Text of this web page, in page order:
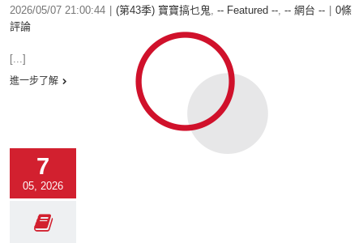
2026/05/07 21:00:44 (第43季) 寶寶搞乜鬼, -- Featured --, -- 網台 --
0條
評論
[...]
進一步了解
7
05, 2026